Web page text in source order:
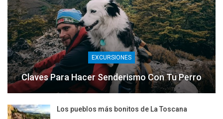
EXCURSIONES
Claves Para Hacer Senderismo Con Tu Perro
Los pueblos más bonitos de La Toscana